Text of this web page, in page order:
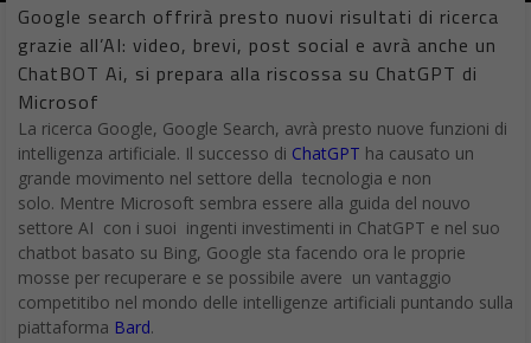
Google search offrirà presto nuovi risultati di ricerca
grazie all’AI: video, brevi, post social e avrà anche un
ChatBOT Ai, si prepara alla riscossa su ChatGPT di
Microsof
La ricerca Google, Google Search, avrà presto nuove funzioni di
intelligenza artificiale. Il successo di ChatGPT ha causato un
grande movimento nel settore della tecnologia e non
solo. Mentre Microsoft sembra essere alla guida del nouvo
settore AI con i suoi ingenti investimenti in ChatGPT e nel suo
chatbot basato su Bing, Google sta facendo ora le proprie
mosse per recuperare e se possibile avere un vantaggio
competitibo nel mondo delle intelligenze artificiali puntando sulla
piattaforma Bard.